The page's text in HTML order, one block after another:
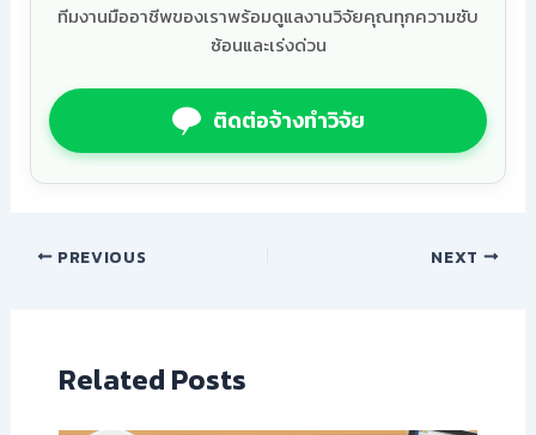
ทีมงานมืออาชีพของเราพร้อมดูแลงานวิจัยคุณทุกความซับ
ซ้อนและเร่งด่วน
ติดต่อจ้างทำวิจัย
PREVIOUS NEXT
Related Posts